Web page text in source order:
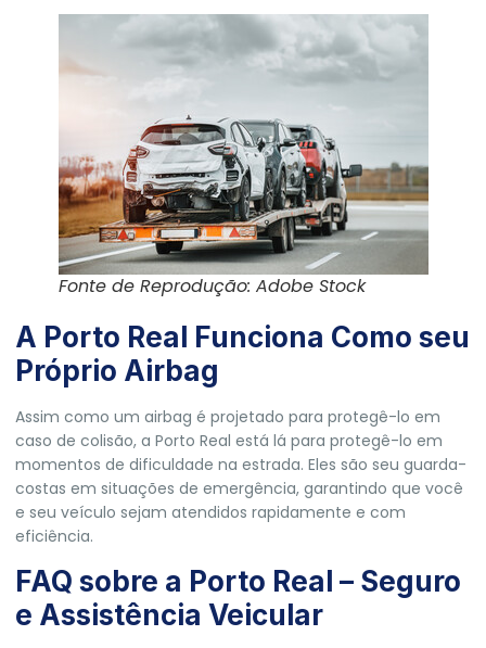
Fonte de Reprodução: Adobe Stock
A Porto Real Funciona Como seu
Próprio Airbag
Assim como um airbag é projetado para protegê-lo em
caso de colisão, a Porto Real está lá para protegê-lo em
momentos de dificuldade na estrada. Eles são seu guarda-
costas em situações de emergência, garantindo que você
e seu veículo sejam atendidos rapidamente e com
eficiência.
FAQ sobre a Porto Real – Seguro
e Assistência Veicular